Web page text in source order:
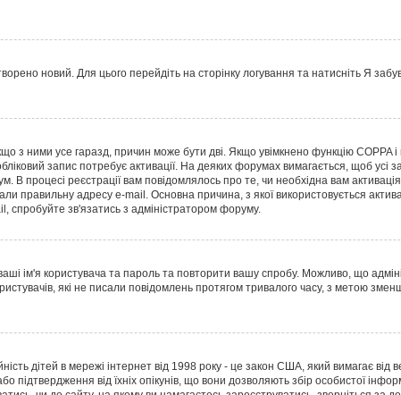
новий. Для цього перейдіть на сторінку логування та натисніть Я
з ними усе гаразд, причин може бути дві. Якщо увімкнено функцію COPPA
запис потребує активації. На деяких форумах вимагається, щоб усі
В процесі реєстрації вам повідомлялось про те, чи необхідна вам
правильну адресу e-mail. Основна причина, з якої використовується
зв'язатись з адміністратором форуму.
ім'я користувача та пароль та повторити вашу спробу. Можливо, що
які не писали повідомлень протягом тривалого часу, з метою
дітей в мережі інтернет від 1998 року - це закон США, який вимагає від
підтвердження від їхніх опікунів, що вони дозволяють збір особистої